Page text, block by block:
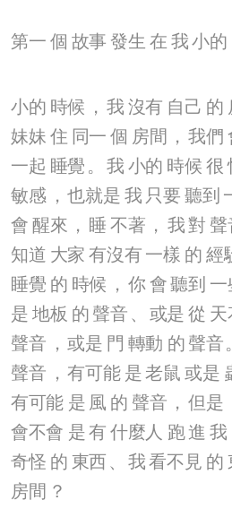
第一 個 故事 發生 在 我小的
小的 時候 ， 我 沒有 自己 的
妹妹 住 同一 個 房間 ， 我們
一起 睡覺 。 我 小的 時候 很
敏感 ， 也就是 我 只要 聽到
會 醒來 ， 睡 不著 ， 我對 聲
知道 大家 有沒有 一樣 的 經
睡覺 的 時候 ， 你會聽到 一
是 地板 的 聲音 、 或是 從 天
聲音 ， 或是 門 轉動 的 聲音。
聲音 ， 有可能 是老鼠 或是
有可能 是 風 的 聲音 ， 但是
會不會 是有 什麼人 跑進 我
奇怪 的 東西 、 我看不見 的
房間 ？